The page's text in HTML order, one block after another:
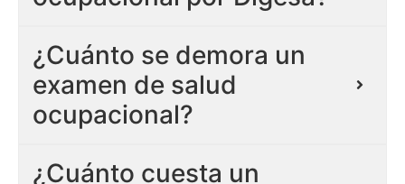
¿Cuánto se demora un
examen de salud
ocupacional?
¿Cuánto cuesta un